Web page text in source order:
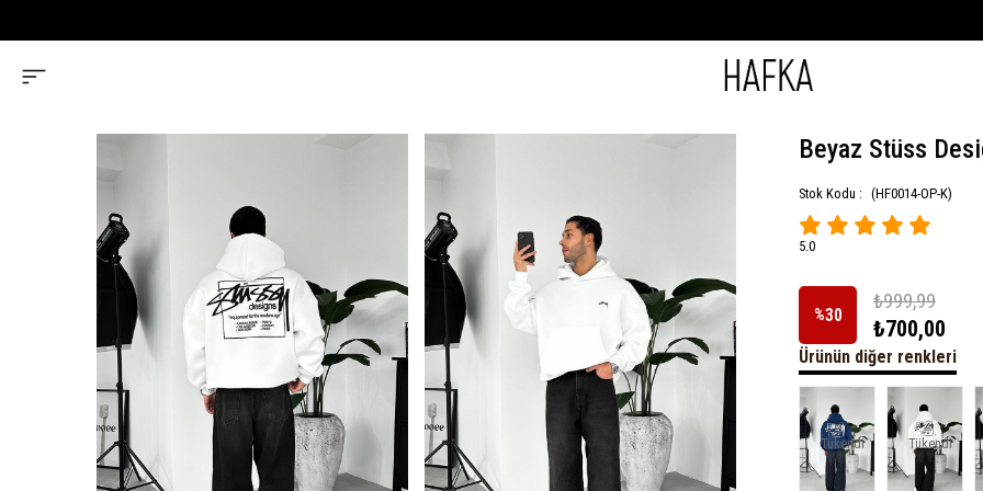
Anasayfa
Beyaz Stüss
Stok Kodu : (HF0014-OP-K)
5.0
%30
İndirim
₺999,99
₺700,00
Ürünün diğer renkleri
Tükendi Tükendi